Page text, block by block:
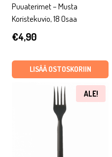
Puuaterimet – Musta
Koristekuvio, 18 Osaa
€4,90
LISÄÄ OSTOSKORIIN
ALE!